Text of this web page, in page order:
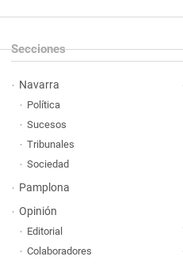
Secciones
Navarra
Política
Sucesos
Tribunales
Sociedad
Pamplona
Opinión
Editorial
Colaboradores